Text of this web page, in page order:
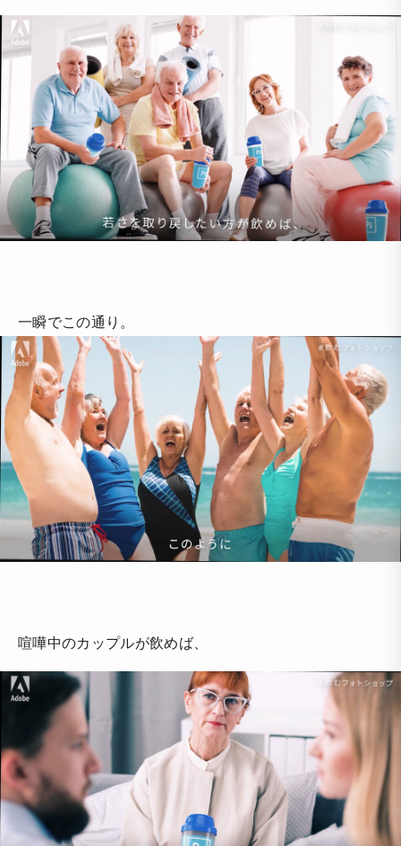
一瞬でこの通り。
喧嘩中のカップルが飲めば、